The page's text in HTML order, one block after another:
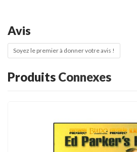
Avis
Soyez le premier à donner votre avis !
Produits Connexes